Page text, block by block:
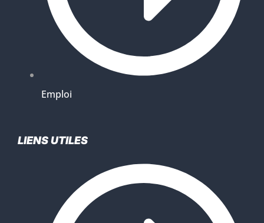
Emploi
LIENS UTILES